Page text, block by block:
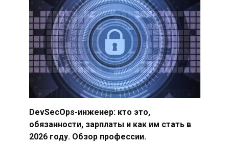
DevSecOps-инженер: кто это,
обязанности, зарплаты и как им стать в
2026 году. Обзор профессии.